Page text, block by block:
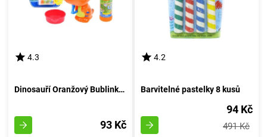
4.3
Dinosauří Oranžový Bublinkovač
93 Kč
4.2
Barvitelné pastelky 8 kusů
94 Kč
491 Kč